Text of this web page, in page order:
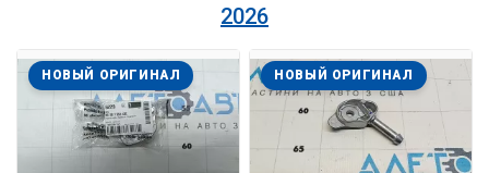
2026
НОВЫЙ ОРИГИНАЛ НОВЫЙ ОРИГИНАЛ